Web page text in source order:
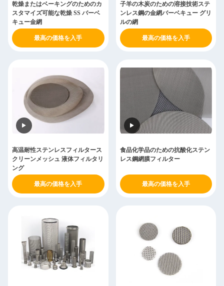
乾燥またはベーキングのためのカ
スタマイズ可能な乾燥 SS バーベ
キュー金網
最高の価格を入手
子羊の木炭のための溶接技術ステ
ンレス鋼の金網バーベキュー グリ
ルの網
最高の価格を入手
高温耐性ステンレスフィルタース
クリーンメッシュ 液体フィルタリ
ング
最高の価格を入手
食品化学品のための抗酸化ステン
レス鋼網膜フィルター
最高の価格を入手